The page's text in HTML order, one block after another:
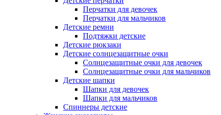
Перчатки для девочек
Перчатки для мальчиков
Детские ремни
Подтяжки детские
Детские рюкзаки
Детские солнцезащитные очки
Солнцезащитные очки для девочек
Солнцезащитные очки для мальчиков
Детские шапки
Шапки для девочек
Шапки для мальчиков
Спиннеры детские